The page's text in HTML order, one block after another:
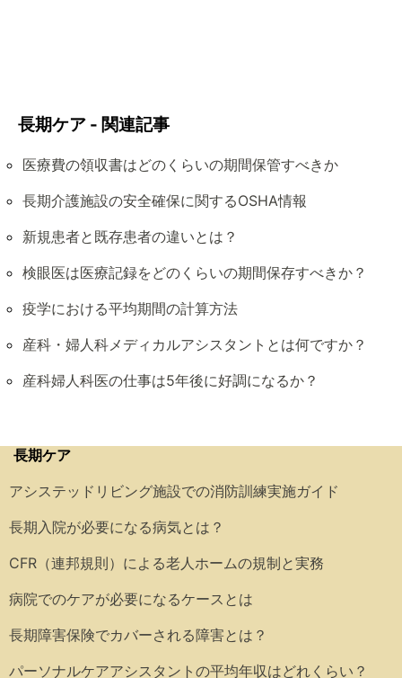
長期ケア - 関連記事
医療費の領収書はどのくらいの期間保管すべきか
長期介護施設の安全確保に関するOSHA情報
新規患者と既存患者の違いとは？
検眼医は医療記録をどのくらいの期間保存すべきか？
疫学における平均期間の計算方法
産科・婦人科メディカルアシスタントとは何ですか？
産科婦人科医の仕事は5年後に好調になるか？
長期ケア
アシステッドリビング施設での消防訓練実施ガイド
長期入院が必要になる病気とは？
CFR（連邦規則）による老人ホームの規制と実務
病院でのケアが必要になるケースとは
長期障害保険でカバーされる障害とは？
パーソナルケアアシスタントの平均年収はどれくらい？